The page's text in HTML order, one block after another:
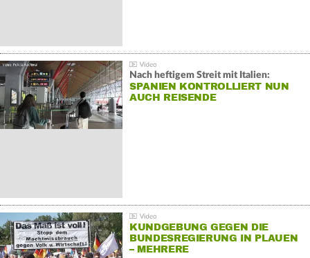
Nach heftigem Streit mit Italien:
SPANIEN KONTROLLIERT NUN
AUCH REISENDE
KUNDGEBUNG GEGEN DIE
BUNDESREGIERUNG IN PLAUEN
– MEHRERE